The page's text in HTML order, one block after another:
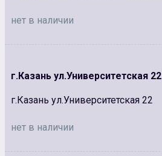
нет в наличии
г.Казань ул.Университетская 22
г.Казань ул.Университетская 22
нет в наличии